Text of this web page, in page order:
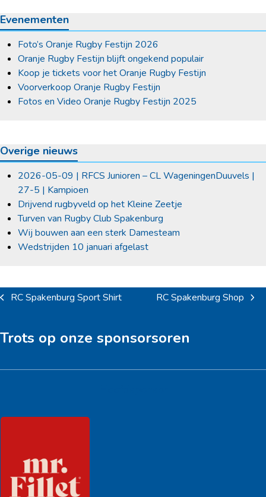
Evenementen
Foto’s Oranje Rugby Festijn 2026
Oranje Rugby Festijn blijft ongekend populair
Koop je tickets voor het Oranje Rugby Festijn
Voorverkoop Oranje Rugby Festijn
Fotos en Video Oranje Rugby Festijn 2025
Overige nieuws
2026-05-09 | RFCS Junioren – CL WageningenDuuvels |
27-5 | Kampioen
Drijvend rugbyveld op het Kleine Zeetje
Turven van Rugby Club Spakenburg
Wij bouwen aan een sterk Damesteam
Wedstrijden 10 januari afgelast
previous
RC Spakenburg Sport Shirt
next
RC Spakenburg Shop
Trots op onze sponsorsoren